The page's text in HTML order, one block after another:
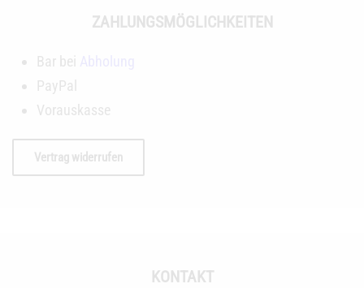
ZAHLUNGSMÖGLICHKEITEN
Bar bei
PayPal
Vorauskasse
Vertrag widerrufen
KONTAKT